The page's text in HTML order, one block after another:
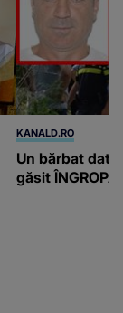
KANALD.RO
Un bărbat dat
găsit